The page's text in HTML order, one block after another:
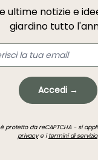
ultime notizie e
giardino tutto
Accedi →
protetto da reCAPTCHA - si
privacye itermini di servizio.